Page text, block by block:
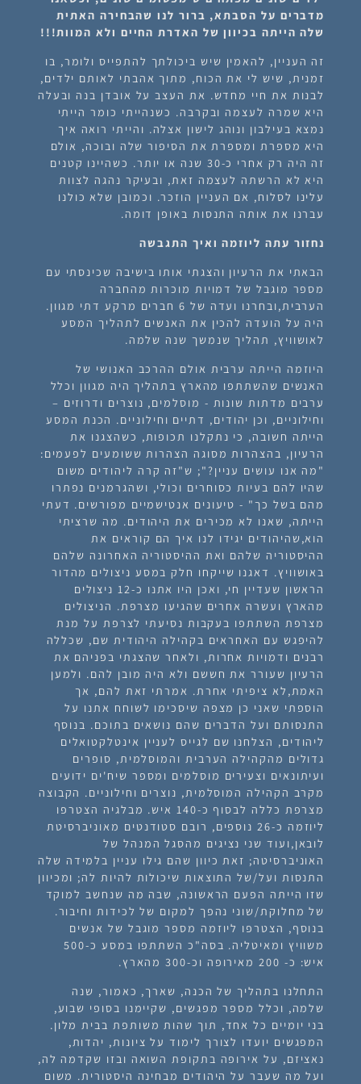
מדברים על הסבתא, ברור לנו שהבחירה האתית
שלה הייתה בכיוון של האדרת החיים ולא המוות!!!
זה העניין, להאמין שיש ביכולתך להתפייס ולומר, בו
זמנית, שיש לי את הכוח, מתוך אהבתי לאותם ילדים,
לבנות את חיי מחדש. את העצב על אובדן בנה ובעלה
היא שמרה לעצמה ובקרבה. כשנהייתי כומר הייתי
נמצא בעילבון ונוהג לישון אצלה. והייתי רואה איך
היא מספרת ומספרת את הסיפור שלה ובוכה, אולם
זה היה רק אחרי כ-30 שנה או יותר. כשהיינו קטנים
היא לא הרשתה לעצמה זאת, ובעיקר נהגה לצוות
עלינו לסלוח, אם העניין הוזכר. וכמובן שלא כולנו
עברנו את אותה התנסות באופן דומה.
נחזור עתה ליוזמה ואיך התגבשה
הבאתי את הרעיון והצגתי אותו בישיבה שכינסתי עם
מספר מוגבל של דמויות מוכרות מהחברה
הערבית,ובחרנו ועדה של 6 חברים מרקע דתי מגוון.
היה על הועדה להכין את האנשים לתהליך המסע
לאושוויץ, תהליך שנמשך שנה שלמה.
היוזמה הייתה ערבית אולם ההרכב האנושי של
האנשים שהשתתפו מהארץ בתהליך היה מגוון וכלל
ערבים מדתות שונות - מוסלמים, נוצרים ודרוזים –
וחילוניים, וכן יהודים, דתיים וחילוניים. הכנת המסע
הייתה חשובה, כי נתקלנו תכופות, כשהצגנו את
הרעיון, בהצהרות מסוגה הצהרות ששומעים לפעמים:
"מה אנו עושים עניין?"; ש"זה קרה ליהודים משום
שהיו להם בעיות כסוחרים וכולי, ושהגרמנים נפתרו
מהם בשל כך" - טיעונים אנטישמיים מפורשים. דעתי
הייתה, שאנו לא מכירים את היהודים. מה שרציתי
הוא,שהיהודים יגידו לנו איך הם קוראים את
ההיסטוריה שלהם ואת ההיסטוריה האחרונה שלהם
באושוויץ. דאגנו שייקחו חלק במסע ניצולים מהדור
הראשון שעדיין חי, ואכן היו אתנו כ-12 ניצולים
מהארץ ועשרה אחרים שהגיעו מצרפת. הניצולים
מצרפת השתתפו בעקבות נסיעתי לצרפת על מנת
להיפגש עם האחראים בקהילה היהודית שם, שכללה
רבנים ודמויות אחרות, ולאחר שהצגתי בפניהם את
הרעיון שעורר את חששם ולא היה מובן להם. ולמען
האמת,לא ציפיתי אחרת. אמרתי זאת להם, אך
הוספתי שאני כן מצפה שיסכימו לשוחח אתנו על
התנסותם ועל הדברים שהם נושאים בתוכם. בנוסף
ליהודים, הצלחנו שם לגייס לעניין אינטלקטואלים
גדולים מהקהילה הערבית והמוסלמית, סופרים
ועיתונאים וצעירים מוסלמים ומספר שיח'ים ידועים
מקרב הקהילה המוסלמית, נוצרים וחילוניים. הקבוצה
מצרפת כללה לבסוף כ-140 איש. מבלגיה הצטרפו
ליוזמה כ-26 נוספים, רובם סטודנטים מאוניברסיטת
לובאן,ועוד שני נציגים מהסגל המנהל של
האוניברסיטה; זאת כיוון שהם גילו עניין בלמידה שלה
התנסות ועל/של התוצאות שיכולות להיות לה; ומכיוון
שזו הייתה הפעם הראשונה, שבה מה שנחשב למוקד
של מחלוקת/שוני נהפך למקום של לכידות וחיבור.
בנוסף, הצטרפו ליוזמה מספר מוגבל של אנשים
משוויץ ומאיטליה. בסה"כ השתתפו במסע כ-500
איש: כ- 200 מאירופה וכ-300 מהארץ.
התחלנו בתהליך של הכנה, שארך, כאמור, שנה
שלמה, וכלל מספר מפגשים, שקיימנו בסופי שבוע,
בני יומיים כל אחד, תוך שהות משותפת בבית מלון.
המפגשים יועדו לצורך לימוד על ציונות, יהדות,
נאציזם, על אירופה בתקופת השואה ובזו שקדמה לה,
ועל מה שעבר על היהודים מבחינה היסטורית. משום